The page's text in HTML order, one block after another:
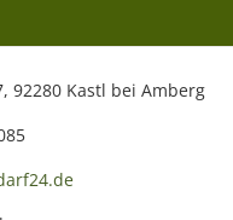
92280 Kastl bei Amberg